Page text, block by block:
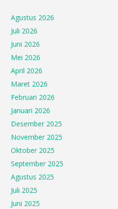
Agustus 2026
Juli 2026
Juni 2026
Mei 2026
April 2026
Maret 2026
Februari 2026
Januari 2026
Desember 2025
November 2025
Oktober 2025
September 2025
Agustus 2025
Juli 2025
Juni 2025